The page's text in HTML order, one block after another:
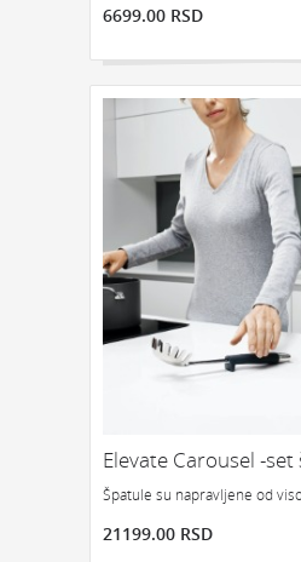
6699.00 RSD
Elevate Carousel -
Špatule su napravljene od
21199.00 RSD